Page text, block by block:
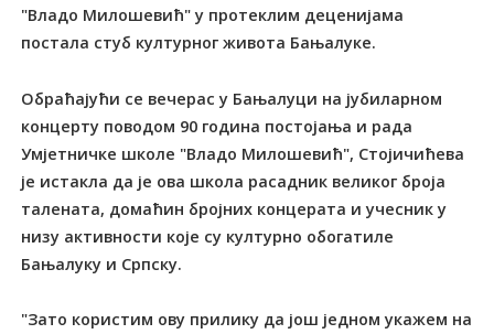
"Владо Милошевић" у протеклим деценијама
постала стуб културног живота Бањалуке.
Обраћајући се вечерас у Бањалуци на јубиларном
концерту поводом 90 година постојања и рада
Умјетничке школе "Владо Милошевић", Стојичићева
је истакла да је ова школа расадник великог броја
талената, домаћин бројних концерата и учесник у
низу активности које су културно обогатиле
Бањалуку и Српску.
"Зато користим ову прилику да још једном укажем на